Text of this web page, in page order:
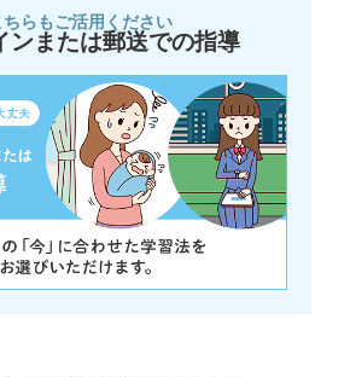
ちらもご活用ください
ンまたは郵送での指導